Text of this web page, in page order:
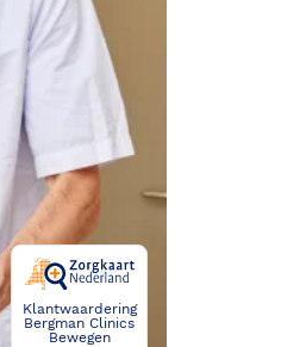
Klantwaardering
Bergman Clinics
Bewegen